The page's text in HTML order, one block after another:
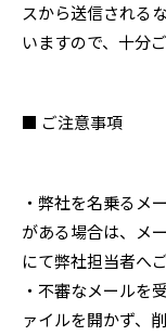
スから送信される
いますので、十分
■ ご注意事項
・弊社を名乗るメ
がある場合は、メ
にて弊社担当者へ
・不審なメールを
ァイルを開かず、